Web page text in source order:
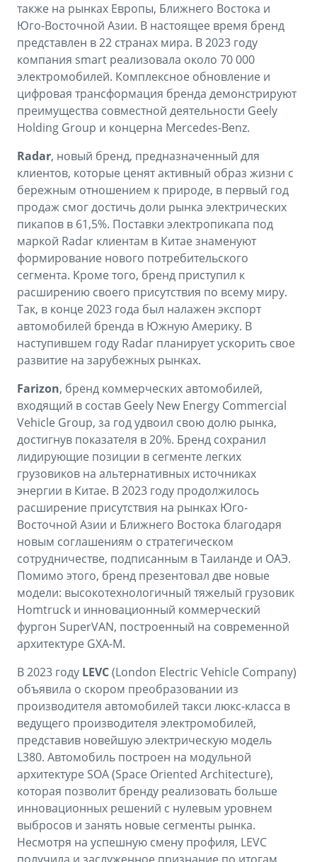
также на рынках Европы, Ближнего Востока и
Юго-Восточной Азии. В настоящее время бренд
представлен в 22 странах мира. В 2023 году
компания smart реализовала около 70 000
электромобилей. Комплексное обновление и
цифровая трансформация бренда демонстрируют
преимущества совместной деятельности Geely
Holding Group и концерна Mercedes-Benz.
Radar, новый бренд, предназначенный для
клиентов, которые ценят активный образ жизни с
бережным отношением к природе, в первый год
продаж смог достичь доли рынка электрических
пикапов в 61,5%. Поставки электропикапа под
маркой Radar клиентам в Китае знаменуют
формирование нового потребительского
сегмента. Кроме того, бренд приступил к
расширению своего присутствия по всему миру.
Так, в конце 2023 года был налажен экспорт
автомобилей бренда в Южную Америку. В
наступившем году Radar планирует ускорить свое
развитие на зарубежных рынках.
Farizon, бренд коммерческих автомобилей,
входящий в состав Geely New Energy Commercial
Vehicle Group, за год удвоил свою долю рынка,
достигнув показателя в 20%. Бренд сохранил
лидирующие позиции в сегменте легких
грузовиков на альтернативных источниках
энергии в Китае. В 2023 году продолжилось
расширение присутствия на рынках Юго-
Восточной Азии и Ближнего Востока благодаря
новым соглашениям о стратегическом
сотрудничестве, подписанным в Таиланде и ОАЭ.
Помимо этого, бренд презентовал две новые
модели: высокотехнологичный тяжелый грузовик
Homtruck и инновационный коммерческий
фургон SuperVAN, построенный на современной
архитектуре GXA-M.
В 2023 году LEVC(London Electric Vehicle Company)
объявила о скором преобразовании из
производителя автомобилей такси люкс-класса в
ведущего производителя электромобилей,
представив новейшую электрическую модель
L380. Автомобиль построен на модульной
архитектуре SOA (Space Oriented Architecture),
которая позволит бренду реализовать больше
инновационных решений с нулевым уровнем
выбросов и занять новые сегменты рынка.
Несмотря на успешную смену профиля, LEVC